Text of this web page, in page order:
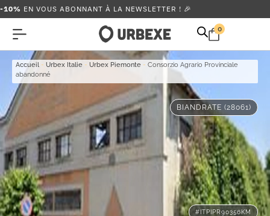
-10% EN VOUS ABONNANT À LA NEWSLETTER ! 🎉
0
Accueil - Urbex Italie - Urbex Piemonte - Consorzio Agrario Provinciale
abandonné
BIANDRATE (28061)
#ITPIPR90356KM